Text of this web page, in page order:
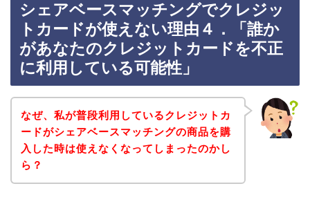
シェアベースマッチングでクレジッ
トカードが使えない理由４．「誰か
があなたのクレジットカードを不正
に利用している可能性」
なぜ、私が普段利用しているクレジットカ
ードがシェアベースマッチングの商品を購
入した時は使えなくなってしまったのかし
ら？